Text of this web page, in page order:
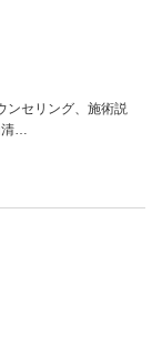
ンセリング、施術説
…